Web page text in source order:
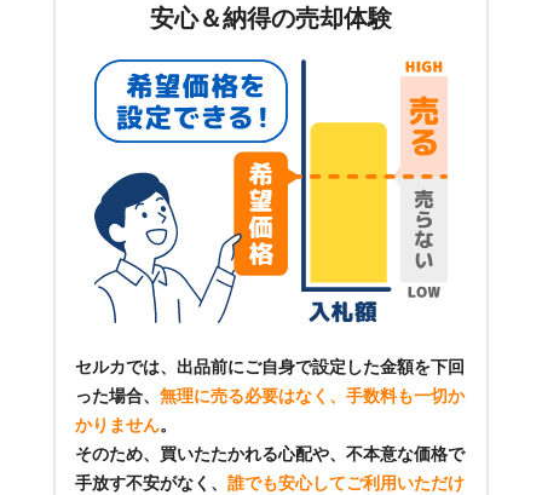
安心＆納得の売却体験
セルカでは、出品前にご自身で設定した金額を下回
った場合、 無理に売る必要はなく、手数料も一切か
かりません。
そのため、買いたたかれる心配や、不本意な価格で
手放す不安がなく、 誰でも安心してご利用いただけ